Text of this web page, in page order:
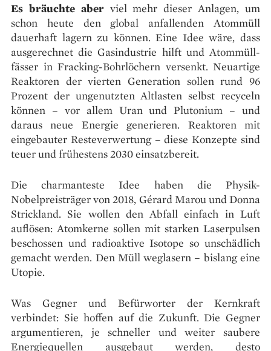
Es bräuchte aberviel mehr dieser Anlagen, um
schon heute den global anfallenden Atommüll
dauerhaft lagern zu können. Eine Idee wäre, dass
ausgerechnet die Gasindustrie hilft und Atommüll­
fässer in Fracking-Bohrlöchern versenkt. Neuartige
Reaktoren der vierten Generation sollen rund 96
Prozent der ungenutzten Altlasten selbst recyceln
können – vor allem Uran und Plutonium – und
daraus neue Energie generieren. Reaktoren mit
eingebauter Resteverwertung – diese Konzepte sind
teuer und frühestens 2030 einsatzbereit.
Die charmanteste Idee haben die Physik-
Nobelpreisträger von 2018, Gérard Marou und Donna
Strickland. Sie wollen den Abfall einfach in Luft
auflösen: Atomkerne sollen mit starken Laserpulsen
beschossen und radioaktive Isotope so unschädlich
gemacht werden. Den Müll weglasern – bislang eine
Utopie.
Was Gegner und Befürworter der Kernkraft
verbindet: Sie hoffen auf die Zukunft. Die Gegner
argumentieren, je schneller und weiter saubere
Energiequellen ausgebaut werden, desto